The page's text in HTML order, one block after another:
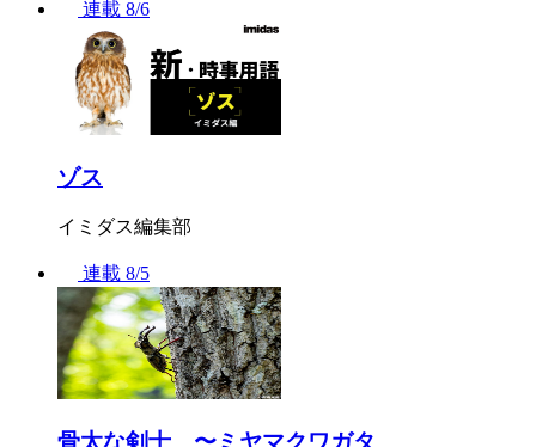
連載 8/6
ゾス
イミダス編集部
連載 8/5
骨太な剣士 〜ミヤマクワガタ